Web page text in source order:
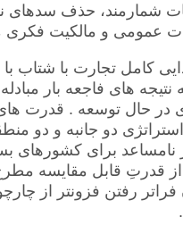
حذف سدهای نا
عمومی و مالکیت فکری
کامل تجارت با شتاب با
های فاجعه بار
در حال توسعه . قدرت
استراتژی دو جانبه و دو
نامساعد برای کشورهای
قدرتِ قابل مقایسه
رفتن فزونتر از